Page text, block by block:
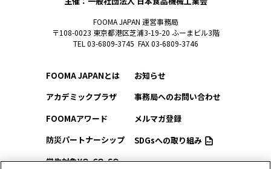
FOOMA JAPAN 運営事務局
〒108-0023 東京都港区芝浦3-19-20 ふーまビル3階
TEL 03-6809-3745 FAX 03-6809-3746
FOOMA JAPANとは
アカデミックプラザ
FOOMAアワード
防災パートナーシップ
学生対象YO-CO-SO
お知らせ
事務局へのお問い合わせ
メルマガ登録
SDGsへの取り組み